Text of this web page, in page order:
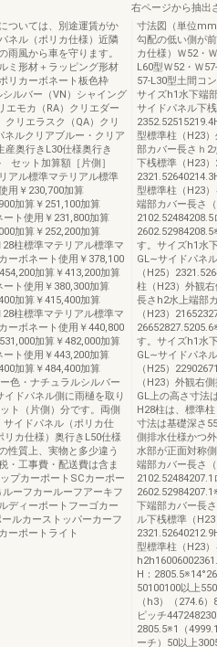
ついては、別途運賃がか
ネル（ポリカ仕様）近隣
雨風から車を守ります。
ミ形材＋ラッピング形材
リカーボネート板色枠
ルバー（VN）シャイング
エモカ（RA）クリエダー
リエラスク（QA）クリ
ネルクリアブルー・クリア
産奥行きL30仕様奥行き
セット加算額［片側］
アル標準マテリアル標準
用￥230,700加算
加算￥251,100加算
ート使用￥231,800加算
加算￥252,200加算
柱標準マテリアル標準マ
ーボネート使用￥378,100
加算￥413,200加算
ート使用￥380,300加算
加算￥415,400加算
柱標準マテリアル標準マ
ーボネート使用￥440,800
加算￥482,000加算
ート使用￥443,200加算
加算￥484,400加算
色・ナチュラルシルバー
ドパネル側に雨樋を取り
ト（片側）分です。両側
イドパネル（ポリカ仕
カ仕様）奥行きL50仕様
性質上、実物と多少違う
・工事費・配送費は含ま
プカーポートSCカーポー
ーフカールーフアーキフ
ディーポートフーゴカー
ルカーストッパーカーフ
ーポートライト
右ページから抽出
寸法図（単位
勾配の低い側が
カ仕様）Ｗ52・
L60型Ｗ52・Ｗ
57-L30型土間コ
サイズh1水下端
サイドパネル下
型標準柱（H23
部カバー長さｈ2
下桟標準（H23
型標準柱（H23
端部カバー長さ
す。サイズh1水
GL∼サイドパネ
（H25）
柱（H23）外観
長さh2水上端部
（H23）
す。サイズh1水
GL∼サイドパネ
（H25）
（H23）外観右
GL上の高さ寸法
H28柱は、標準
寸法は基礎深さ
側排水仕様かつ
水部が正面対称
端部カバー長さ
下端部カバー長
ル下桟標準（
型標準柱（H23
H：
50100100以上
（h3）（274.6
ピッチ
2805.5※1（
ーチ）50以上